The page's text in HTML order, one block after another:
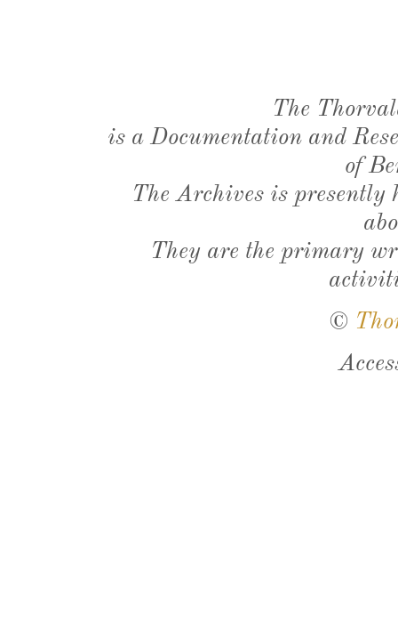
The
is a Documentation and
of
The Archives is presently
They are the primary
©